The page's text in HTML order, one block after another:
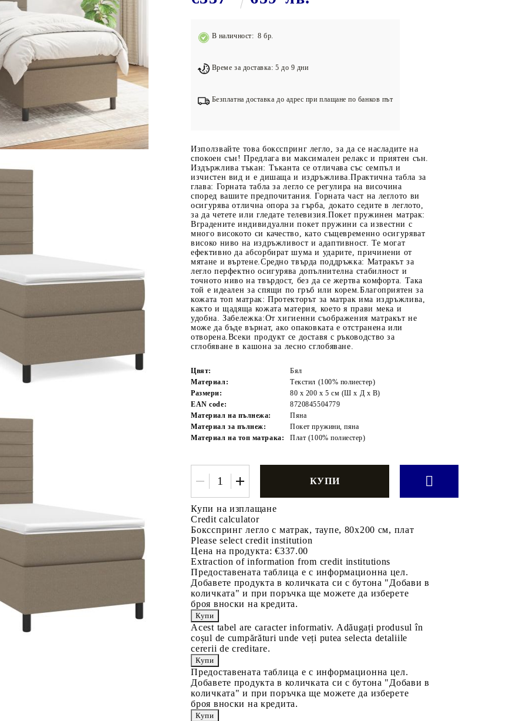
Подложки за фитнес уреди
Лостове за набиране
Силови кули
Йога и пилатес
Tweet
В наличност: 8 бр.
Време за доставка: 5 до 9 дни
Безплатна доставка до адрес при плащане по банков път
Използвайте това боксспринг легло, за да се насладите на
спокоен сън! Предлага ви максимален релакс и приятен сън.
Издържлива тъкан: Тъканта се отличава със семпъл и
изчистен вид и е дишаща и издръжлива.Практична табла за
глава: Горната табла за легло се регулира на височина
според вашите предпочитания. Горната част на леглото ви
осигурява отлична опора за гърба, докато седите в леглото,
за да четете или гледате телевизия.Покет пружинен матрак:
Вградените индивидуални покет пружини са известни с
много високото си качество, като същевременно осигуряват
високо ниво на издръжливост и адаптивност. Те могат
ефективно да абсорбират шума и ударите, причинени от
мятане и въртене.Средно твърда поддръжка: Матракът за
легло перфектно осигурява допълнителна стабилност и
точното ниво на твърдост, без да се жертва комфорта. Така
той е идеален за спящи по гръб или корем.Благоприятен за
кожата топ матрак: Протекторът за матрак има издръжлива,
както и щадяща кожата материя, което я прави мека и
удобна. Забележка:От хигиенни съображения матракът не
може да бъде върнат, ако опаковката е отстранена или
отворена.Всеки продукт се доставя с ръководство за
сглобяване в кашона за лесно сглобяване.
Цвят:
Бял
Материал:
Текстил (100% полиестер)
Размери:
80 x 200 x 5 см (Ш x Д x В)
EAN code:
8720845504779
Материал на пълнежа:
Пяна
Материал за пълнеж:
Покет пружини, пяна
Материал на топ матрака:
Плат (100% полиестер)
Купи на изплащане
Credit calculator
Боксспринг легло с матрак, таупе, 80x200 см, плат
Please select credit institution
Цена на продукта: €337.00
Extraction of information from credit institutions
Предоставената таблица е с информационна цел.
Добавете продукта в количката си с бутона "Добави в
количката" и при поръчка ще можете да изберете
броя вноски на кредита.
Acest tabel are caracter informativ. Adăugați produsul în
coșul de cumpărături unde veți putea selecta detaliile
cererii de creditare.
Предоставената таблица е с информационна цел.
Добавете продукта в количката си с бутона "Добави в
количката" и при поръчка ще можете да изберете
броя вноски на кредита.